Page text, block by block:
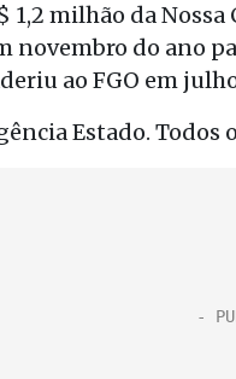
milhão da Nossa
novembro do ano
ao FGO em
Estado. Todos